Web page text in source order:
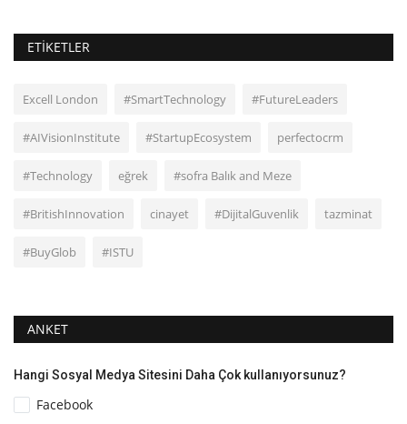
ETIKETLER
Excell London #SmartTechnology #FutureLeaders
#AIVisionInstitute #StartupEcosystem perfectocrm
#Technology eğrek #sofra Balık and Meze
#BritishInnovation cinayet #DijitalGuvenlik tazminat
#BuyGlob #ISTU
ANKET
Hangi Sosyal Medya Sitesini Daha Çok kullanıyorsunuz?
Facebook